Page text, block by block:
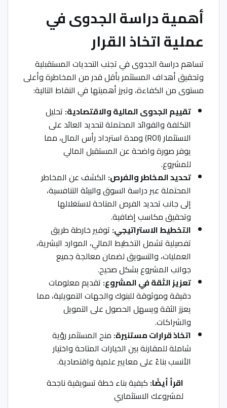
أهمية دراسة الجدوى في
عملية اتخاذ القرار
تساهم دراسة الجدوى في تجنب التحديات المستقبلية
وتحقيق أهداف المستثمر بأقل قدر من المخاطرة وأعلى
مستوى من الكفاءة، وتبرز أهميتها في النقاط التالية:
تقييم الجدوى المالية والاقتصادية:تحليل
التكلفة والفوائد المحتملة لتحديد العائد على
الاستثمار (ROI) ومدة استرداد رأس المال، مما
يوفر صورة واضحة عن المستقبل المالي
للمشروع.
تحديد المخاطر والفرص:الكشف عن المخاطر
المحتملة عبر دراسة السوق والبيئة التنافسية،
إلى جانب تحديد الفرص المتاحة لاستغلالها
وتحقيق مكاسب إضافية.
التخطيط الاستراتيجي:توفير خارطة طريق
تفصيلية تشمل التخطيط المالي، الموارد البشرية،
العمليات، والتسويق لضمان معالجة جميع
جوانب المشروع بشكل صحيح.
تعزيز الثقة في المشروع:تقديم معلومات
دقيقة وموثوقة للبنوك والجهات التمويلية، مما
يعزز الثقة ويسهل الحصول على التمويل
والشراكات.
اتخاذ قرارات مستنيرة:منح المستثمر رؤية
شاملة للمقارنة بين الخيارات المتاحة واختيار
الأنسب بناءً على معايير علمية واقتصادية.
اقرأ أيضًا: كيفية بناء خطة تسويقية ناجحة
لمشروعك الاستثماري